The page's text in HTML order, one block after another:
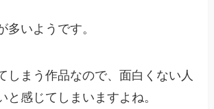
多いようです。
しまう作品なので、面白くない人
と感じてしまいますよね。